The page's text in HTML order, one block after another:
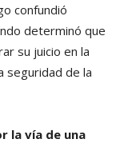
confundió
determinó que
su juicio en la
seguridad de la
la vía de una